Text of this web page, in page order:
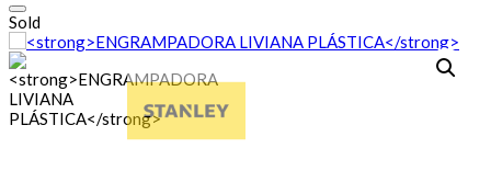
Sold